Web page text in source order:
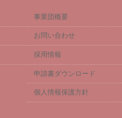
事業団概要
お問い合わせ
採用情報
申請書ダウンロード
個人情報保護方針